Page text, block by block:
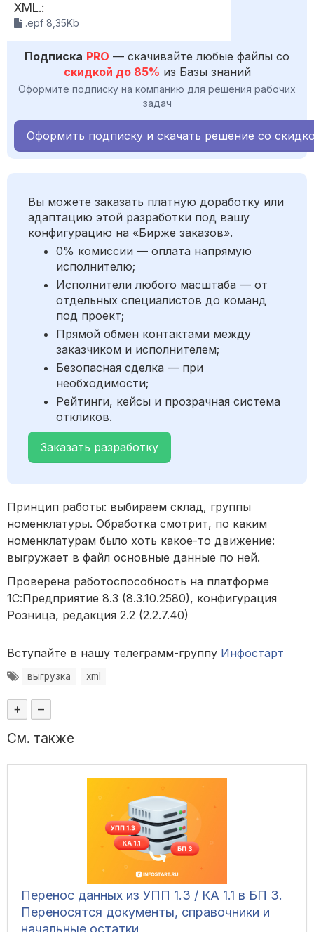
XML.:
.epf 8,35Kb
Подписка PRO — скачивайте любые файлы со
скидкой до 85% из Базы знаний
Оформите подписку на компанию для решения рабочих
задач
Оформить подписку и скачать решение со
Вы можете заказать платную доработку или
адаптацию этой разработки под вашу
конфигурацию на «Бирже заказов».
0% комиссии — оплата напрямую
исполнителю;
Исполнители любого масштаба — от
отдельных специалистов до команд
под проект;
Прямой обмен контактами между
заказчиком и исполнителем;
Безопасная сделка — при
необходимости;
Рейтинги, кейсы и прозрачная система
откликов.
Заказать разработку
Принцип работы: выбираем склад, группы
номенклатуры. Обработка смотрит, по каким
номенклатурам было хоть какое-то движение:
выгружает в файл основные данные по ней.
Проверена работоспособность на платформе
1С:Предприятие 8.3 (8.3.10.2580), конфигурация
Розница, редакция 2.2 (2.2.7.40)
Вступайте в нашу телеграмм-группу Инфостарт
выгрузка xml
+ –
См. также
Перенос данных из УПП 1.3 / КА 1.1 в БП 3.
Переносятся документы, справочники и
начальные остатки